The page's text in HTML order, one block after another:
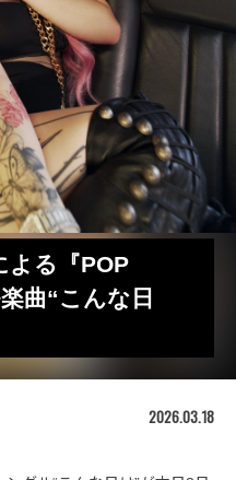
よる『POP
曲“こんな日
2026.03.18